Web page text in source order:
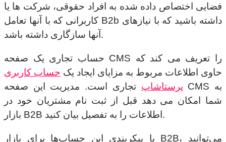
فضایی اختصاص داده شده به افراد حقوقی، شرکت ها یا
کاربرانی که با آنها تعامل B2b داشته باشید که با نیازهای
آنها سازگاری داشته باشد.
حساب تجاری یک صفحه CMS را تعریف می کند که
حاوی اطلاعات مربوط به مزایای ایجاد یک حساب کاربری
پرستاشاپ تجاری است. مدیریت این صفحه CMS به
شما امکان می دهد قبل از ثبت نام مشتریان خود در
بازار B2B اطلاعات را به تفصیل بیان کنید.
با پیکربندی این حساب‌ها برای بازار B2B، می‌توانید